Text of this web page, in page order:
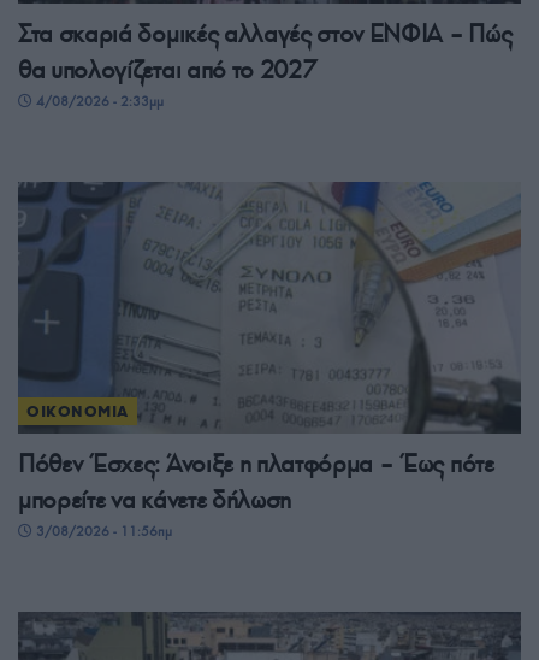
Στα σκαριά δομικές αλλαγές στον ΕΝΦΙΑ – Πώς
θα υπολογίζεται από το 2027
4/08/2026 - 2:33μμ
ΟΙΚΟΝΟΜΙΑ
Πόθεν Έσχες: Άνοιξε η πλατφόρμα – Έως πότε
μπορείτε να κάνετε δήλωση
3/08/2026 - 11:56πμ